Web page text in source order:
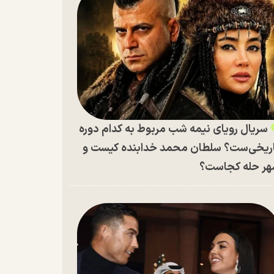
سریال رویای نیمه شب مربوط به کدام دوره
سلطان محمد خدابنده کیست و
حله کجاست؟